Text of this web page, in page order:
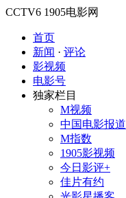
CCTV6 1905电影网
首页
新闻 · 评论
影视频
电影号
独家栏目
M视频
中国电影报道
M指数
1905影视频
今日影评+
佳片有约